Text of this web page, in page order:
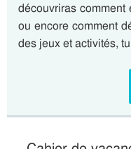
découvriras
ou encore comment
des jeux et activités,